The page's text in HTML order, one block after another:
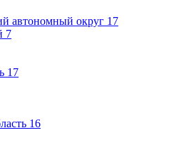
автономный округ 17
7
17
16